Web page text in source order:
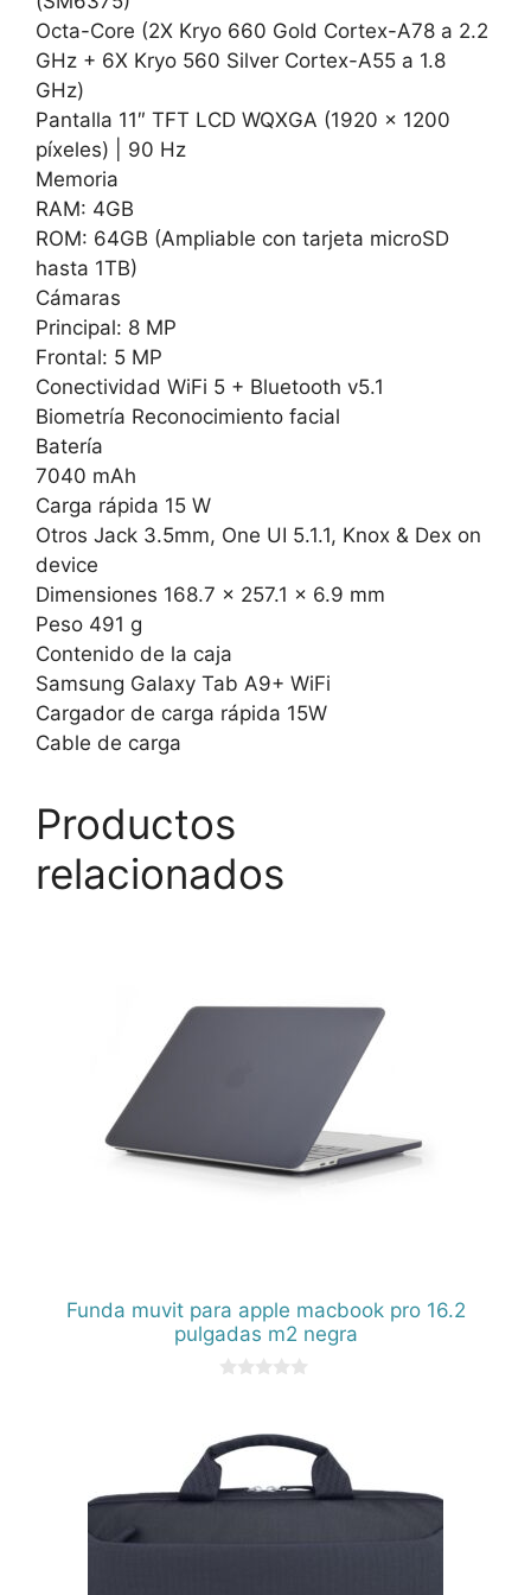
Octa-Core (2X Kryo 660 Gold Cortex-A78 a 2.2
GHz + 6X Kryo 560 Silver Cortex-A55 a 1.8
GHz)
Pantalla 11″ TFT LCD WQXGA (1920 x 1200
píxeles) | 90 Hz
Memoria
RAM: 4GB
ROM: 64GB (Ampliable con tarjeta microSD
hasta 1TB)
Cámaras
Principal: 8 MP
Frontal: 5 MP
Conectividad WiFi 5 + Bluetooth v5.1
Biometría Reconocimiento facial
Batería
7040 mAh
Carga rápida 15 W
Otros Jack 3.5mm, One UI 5.1.1, Knox & Dex on
device
Dimensiones 168.7 x 257.1 x 6.9 mm
Peso 491 g
Contenido de la caja
Samsung Galaxy Tab A9+ WiFi
Cargador de carga rápida 15W
Cable de carga
Productos
relacionados
Funda muvit para apple macbook pro 16.2
pulgadas m2 negra
5